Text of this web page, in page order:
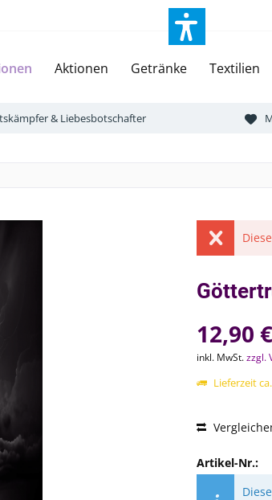
Aktionen Getränke Textilien
& Liebesbotschafter
12,90
inkl. MwSt.zzgl.
Lieferzeit
Artikel-Nr.: